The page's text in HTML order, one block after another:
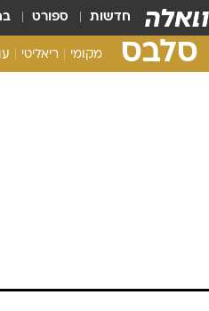
חדשות ספורט
סלבס מקומי ריאליטי